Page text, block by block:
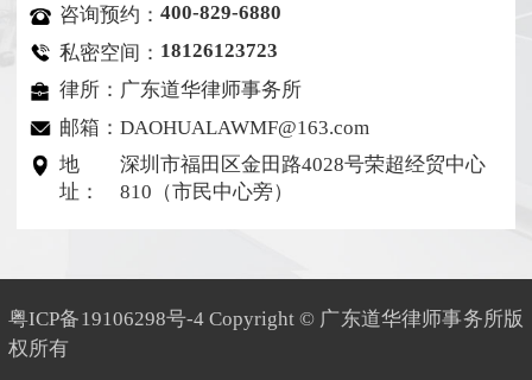
咨询预约：400-829-6880
私密空间： 18126123723
律所：广东道华律师事务所
邮箱：DAOHUALAWMF@163.com
地
址：
深圳市福田区金田路4028号荣超经贸中心
810（市民中心旁）
粤ICP备19106298号-4Copyright © 广东道华律师事务所版
权所有